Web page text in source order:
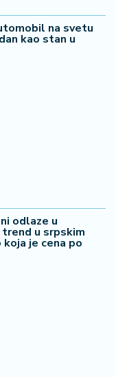
na svetu
kao stan u
odlaze u
u srpskim
je cena po